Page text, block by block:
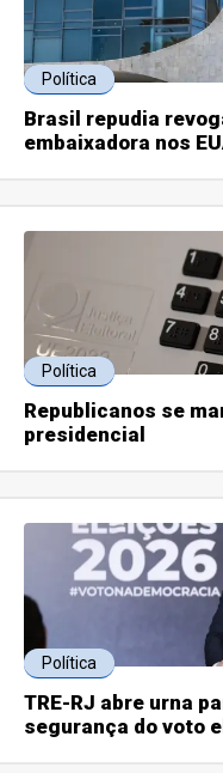
Política
Brasil repudia
embaixadora nos
Política
Republicanos se
presidencial
Política
TRE-RJ abre urna
segurança do voto